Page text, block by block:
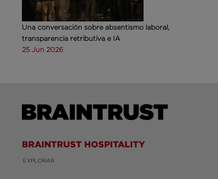
Una conversación sobre absentismo laboral,
transparencia retributiva e IA
25 Jun 2026
BRAINTRUST HOSPITALITY
EXPLORAR